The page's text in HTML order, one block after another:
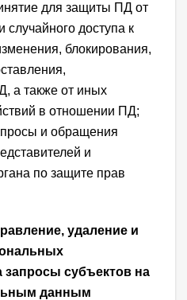
для защиты ПД от
доступа к
блокирования,
а также от иных
в отношении ПД;
и обращения
и
по защите прав
удаление и
субъектов на
данным